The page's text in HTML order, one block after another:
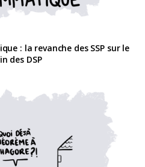
: la revanche des SSP sur le
des DSP